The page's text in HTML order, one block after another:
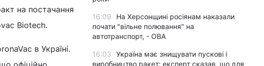
на постачання
Biotech.
в Україні.
16:09
На Херсонщині росіянам наказали
почати "вільне полювання" на
автотранспорт, - ОВА
16:03
Україна має знищувати пускові і
виробництво ракет: експерт сказав, що для